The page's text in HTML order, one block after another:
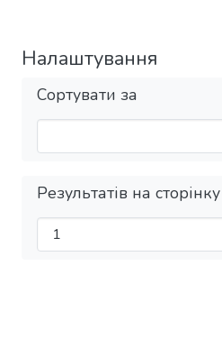
Налаштування
Сортувати за
Результатів на сторінку